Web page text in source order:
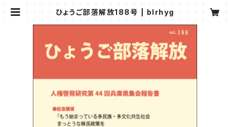
ひょうご部落解放188号 | blrhyg